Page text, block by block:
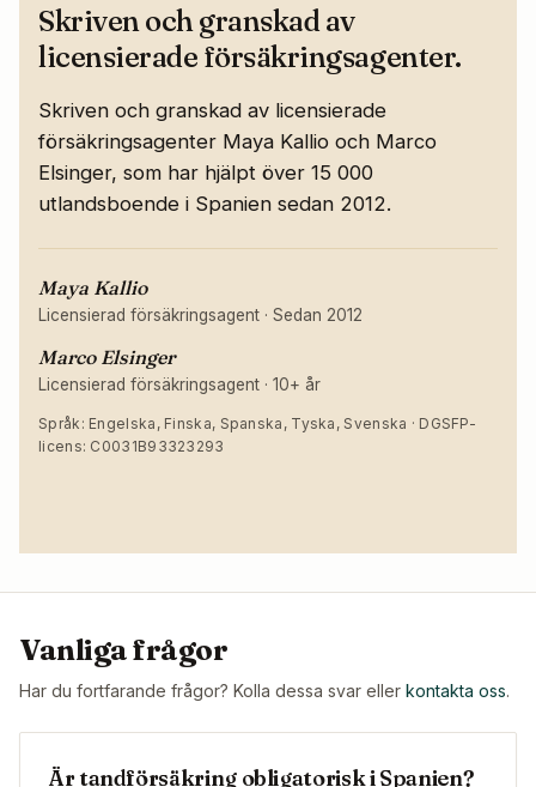
Skriven och granskad av
licensierade försäkringsagenter.
Skriven och granskad av licensierade
försäkringsagenter Maya Kallio och Marco
Elsinger, som har hjälpt över 15 000
utlandsboende i Spanien sedan 2012.
Maya Kallio
Licensierad försäkringsagent · Sedan 2012
Marco Elsinger
Licensierad försäkringsagent · 10+ år
Språk: Engelska, Finska, Spanska, Tyska, Svenska · DGSFP-
licens: C0031B93323293
Vanliga frågor
Har du fortfarande frågor? Kolla dessa svar eller kontakta oss.
Är tandförsäkring obligatorisk i Spanien?